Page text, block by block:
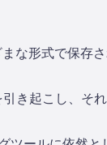
な形式で保存
き起こし、そ